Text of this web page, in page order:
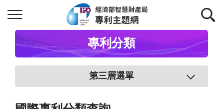
專利分類
第三層選單